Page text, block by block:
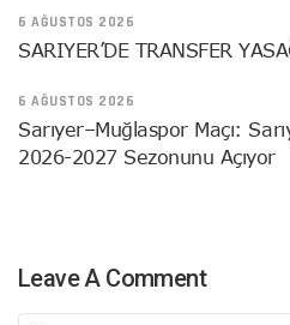
6 AĞUSTOS 2026
SARIYER’DE TRANSFER
6 AĞUSTOS 2026
Sarıyer–Muğlaspor Maçı:
2026-2027 Sezonunu Açıyor
Leave A Comment